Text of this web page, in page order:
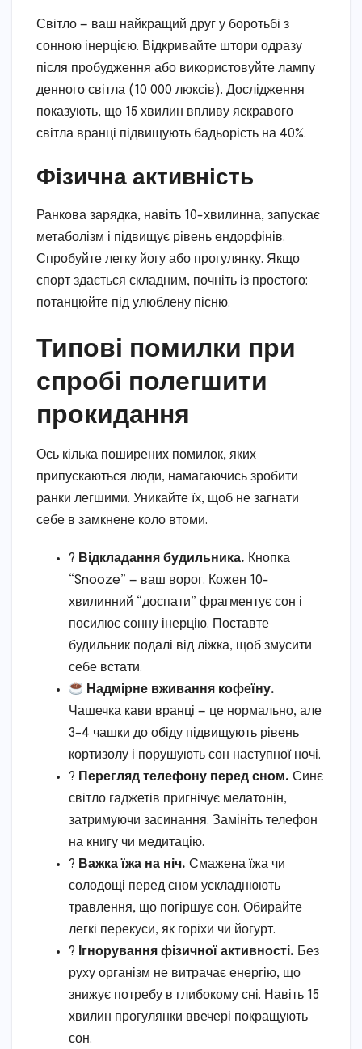
Світло — ваш найкращий друг у боротьбі з
сонною інерцією. Відкривайте штори одразу
після пробудження або використовуйте лампу
денного світла (10 000 люксів). Дослідження
показують, що 15 хвилин впливу яскравого
світла вранці підвищують бадьорість на 40%.
Фізична активність
Ранкова зарядка, навіть 10-хвилинна, запускає
метаболізм і підвищує рівень ендорфінів.
Спробуйте легку йогу або прогулянку. Якщо
спорт здається складним, почніть із простого:
потанцюйте під улюблену пісню.
Типові помилки при
спробі полегшити
прокидання
Ось кілька поширених помилок, яких
припускаються люди, намагаючись зробити
ранки легшими. Уникайте їх, щоб не загнати
себе в замкнене коло втоми.
? Відкладання будильника. Кнопка
“Snooze” — ваш ворог. Кожен 10-
хвилинний “доспати” фрагментує сон і
посилює сонну інерцію. Поставте
будильник подалі від ліжка, щоб змусити
себе встати.
Надмірне вживання кофеїну.
Чашечка кави вранці — це нормально, але
3–4 чашки до обіду підвищують рівень
кортизолу і порушують сон наступної ночі.
? Перегляд телефону перед сном. Синє
світло гаджетів пригнічує мелатонін,
затримуючи засинання. Замініть телефон
на книгу чи медитацію.
? Важка їжа на ніч. Смажена їжа чи
солодощі перед сном ускладнюють
травлення, що погіршує сон. Обирайте
легкі перекуси, як горіхи чи йогурт.
?️ Ігнорування фізичної активності. Без
руху організм не витрачає енергію, що
знижує потребу в глибокому сні. Навіть 15
хвилин прогулянки ввечері покращують
сон.